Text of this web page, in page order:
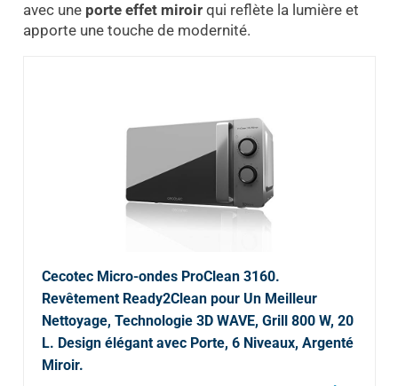
avec une porte effet miroirqui reflète la lumière et
apporte une touche de modernité.
Cecotec Micro-ondes ProClean 3160.
Revêtement Ready2Clean pour Un Meilleur
Nettoyage, Technologie 3D WAVE, Grill 800 W, 20
L. Design élégant avec Porte, 6 Niveaux, Argenté
Miroir.